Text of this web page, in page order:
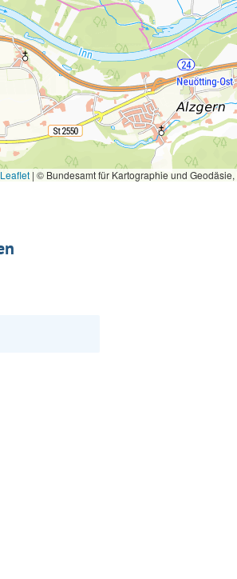
| © Bundesamt für Kartographie und Geodäsie,